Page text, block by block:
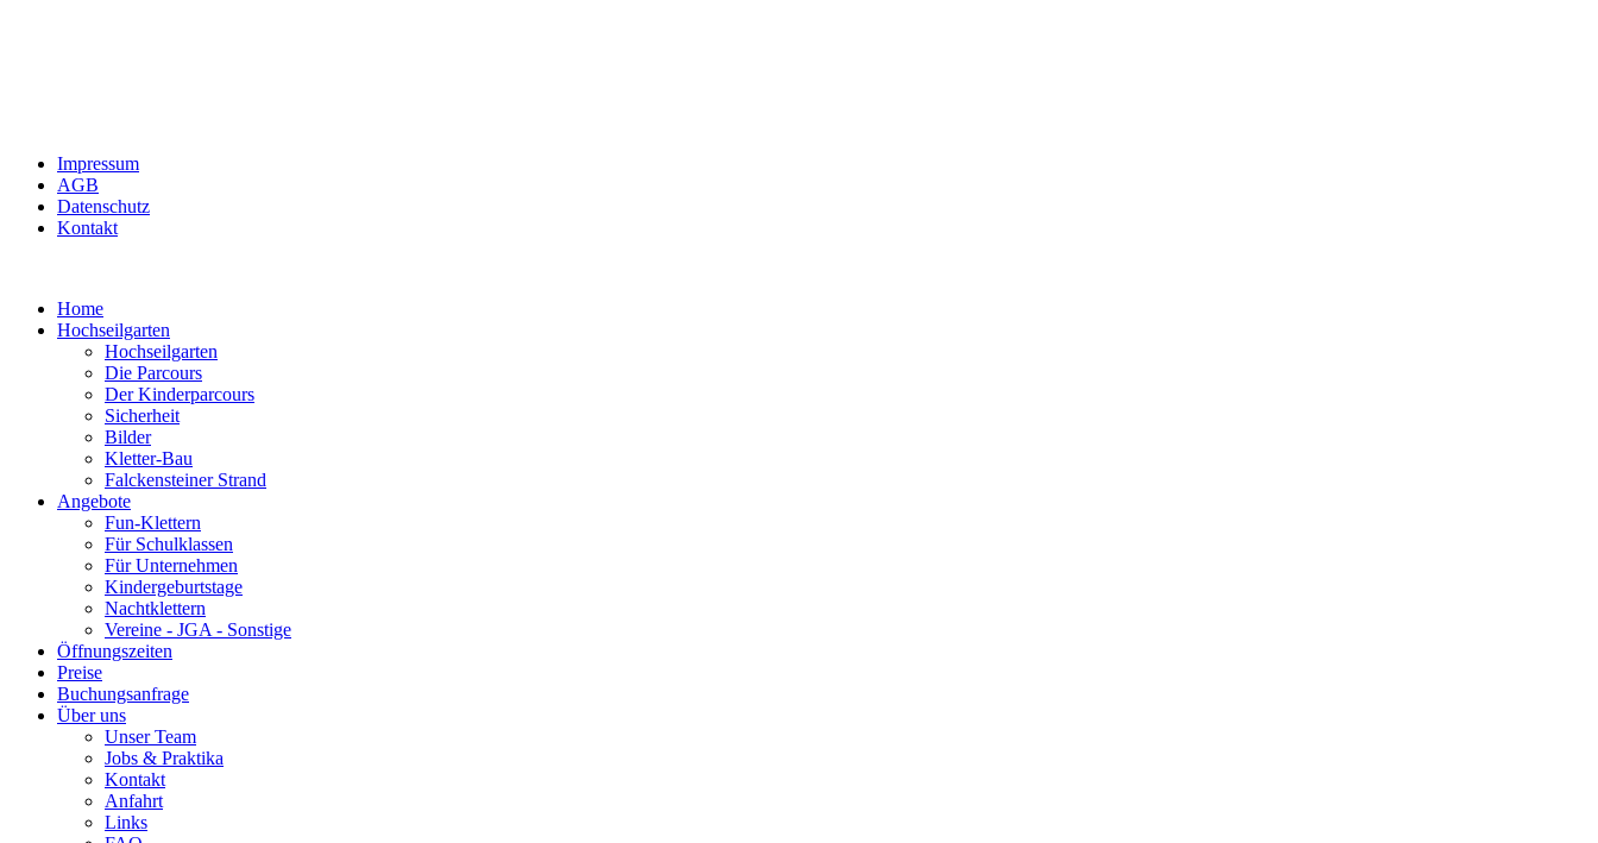
Impressum
AGB
Datenschutz
Kontakt
Home
Hochseilgarten
Hochseilgarten
Die Parcours
Der Kinderparcours
Sicherheit
Bilder
Kletter-Bau
Falckensteiner Strand
Angebote
Fun-Klettern
Für Schulklassen
Für Unternehmen
Kindergeburtstage
Nachtklettern
Vereine - JGA - Sonstige
Öffnungszeiten
Preise
Buchungsanfrage
Über uns
Unser Team
Jobs & Praktika
Kontakt
Anfahrt
Links